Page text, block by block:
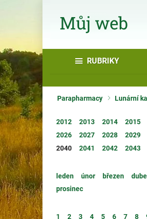
RUBRIKY
Parapharmacy Lunární
2012 2013 2014 2015
2026
2027 2028 2029
2040
2041 2042 2043
leden únor březen
prosinec
1 2 3 4 5 6 7 8